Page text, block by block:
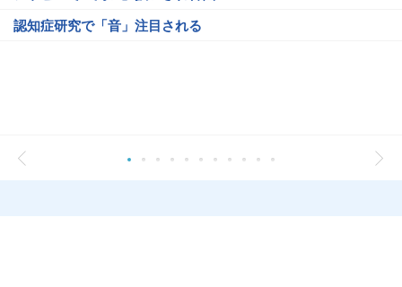
認知症研究で「音」注目される